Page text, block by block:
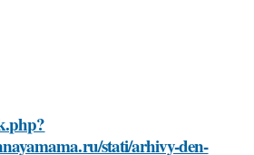
stati/arhivy-den-